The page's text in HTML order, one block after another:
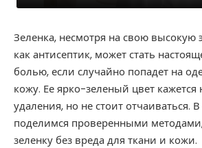
Зеленка, несмотря на свою высокую
как антисептик, может стать
болью, если случайно попадет на
кожу. Ее ярко-зеленый цвет
удаления, но не стоит отчаиваться.
поделимся проверенными методами,
зеленку без вреда для ткани и кожи.